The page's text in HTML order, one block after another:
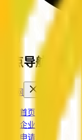
站点导航菜单
企信网
首页
企业
申请入驻